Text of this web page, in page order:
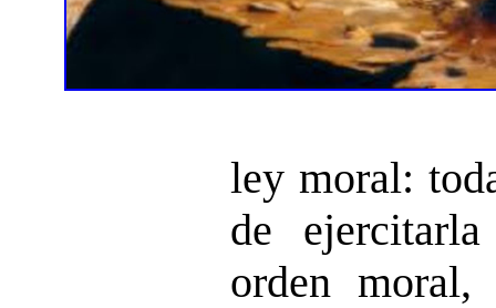
ley moral:
de
orden